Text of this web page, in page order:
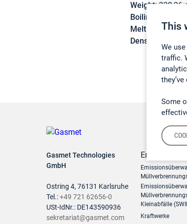
This
We
traffic.
Some
Weight: 330,36
Boiling point:
Melting point:3
Density:
Gasmet Technologies
GmbH
Ostring 4, 76131 Karlsruhe
Tel.:+49 721 62656-0
USt-IdNr.: DE143590936
sekretariat@gasmet.com
Kleinabfälle
Kraftwerke